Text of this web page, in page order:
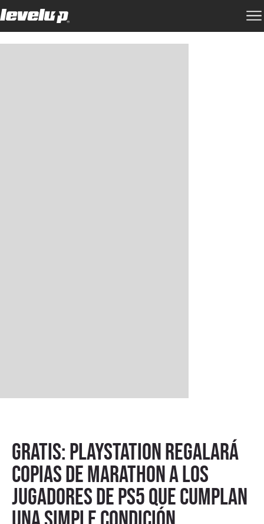
Gratis: PlayStation regalará
copias de Marathon a los
jugadores de PS5 que cumplan